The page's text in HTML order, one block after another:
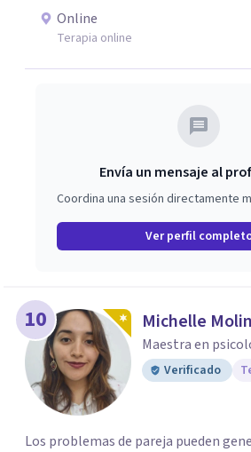
emociones, integrando herramientas
evidencia con una comprensión
Online
Terapia online
Envía un mensaje al
Coordina una sesión directamente
Ver perfil
10 Michelle
Maestra en
Verificado
Los problemas de pareja pueden